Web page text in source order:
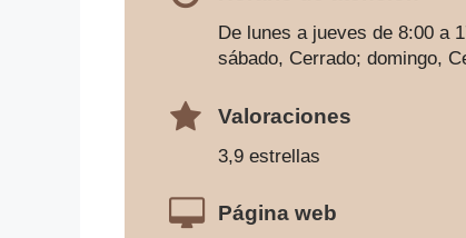
De lunes a jueves de 8:00 a
sábado, Cerrado; domingo,
Valoraciones
3,9 estrellas
Página web